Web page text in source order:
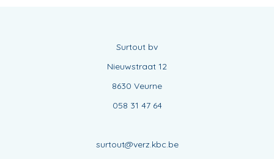
Surtout bv
Nieuwstraat 12
8630 Veurne
058 31 47 64
surtout@verz.kbc.be